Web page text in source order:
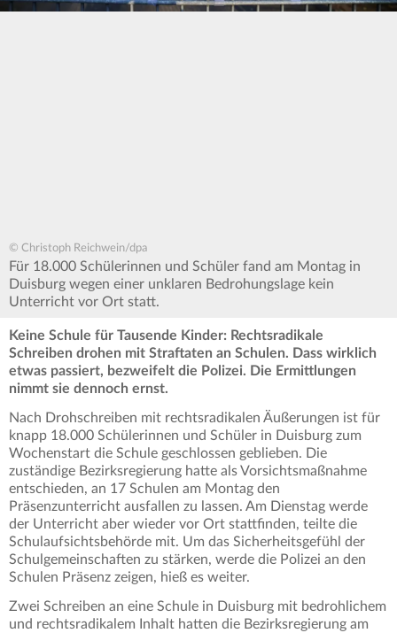
© Christoph Reichwein/dpa
Für 18.000 Schülerinnen und Schüler fand am Montag in
Duisburg wegen einer unklaren Bedrohungslage kein
Unterricht vor Ort statt.
Keine Schule für Tausende Kinder: Rechtsradikale
Schreiben drohen mit Straftaten an Schulen. Dass wirklich
etwas passiert, bezweifelt die Polizei. Die Ermittlungen
nimmt sie dennoch ernst.
Nach Drohschreiben mit rechtsradikalen Äußerungen ist für
knapp 18.000 Schülerinnen und Schüler in Duisburg zum
Wochenstart die Schule geschlossen geblieben. Die
zuständige Bezirksregierung hatte als Vorsichtsmaßnahme
entschieden, an 17 Schulen am Montag den
Präsenzunterricht ausfallen zu lassen. Am Dienstag werde
der Unterricht aber wieder vor Ort stattfinden, teilte die
Schulaufsichtsbehörde mit. Um das Sicherheitsgefühl der
Schulgemeinschaften zu stärken, werde die Polizei an den
Schulen Präsenz zeigen, hieß es weiter.
Zwei Schreiben an eine Schule in Duisburg mit bedrohlichem
und rechtsradikalem Inhalt hatten die Bezirksregierung am